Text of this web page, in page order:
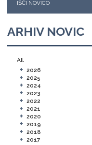
ARHIV NOVIC
All
+ 2026
+ 2025
+ 2024
+ 2023
+ 2022
+ 2021
+ 2020
+ 2019
+ 2018
+ 2017